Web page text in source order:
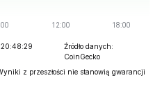
Źródło danych:
CoinGecko
z przeszłości nie stanowią gwarancji